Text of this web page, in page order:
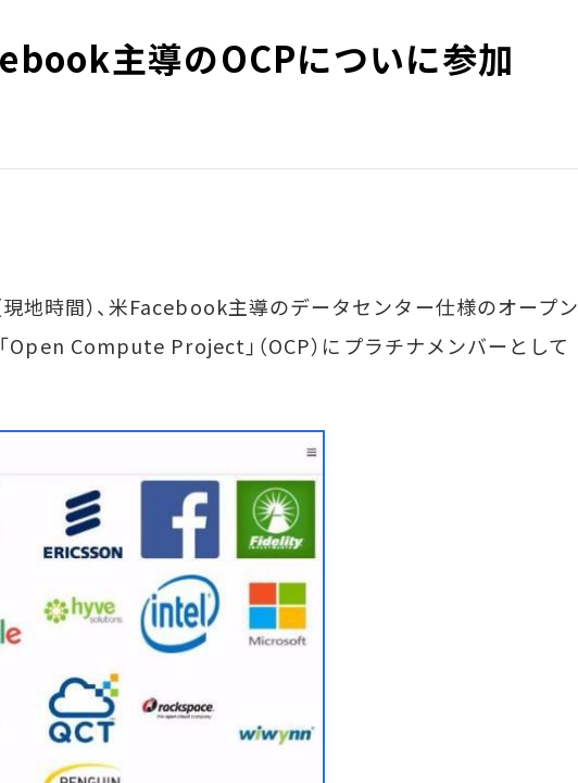
主導のOCPについに参加
地時間）、米Facebook主導のデータセンター仕様のオープン
Open Compute Project」（OCP）にプラチナメンバーとして